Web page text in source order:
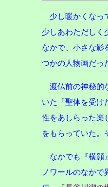
少し暖かくなっ
少しあわただしく
なかで、小さな影
つかの人物画だっ
渡仏前の神秘的
いた『聖体を受け
性をあしらった楽
をもらっていた。
なかでも『横顔
ノワールのなか